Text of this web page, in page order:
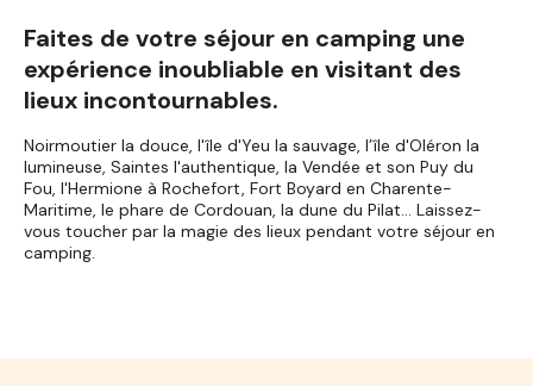
Faites de votre séjour en camping une
expérience inoubliable en visitant des
lieux incontournables.
Noirmoutier la douce, l'île d'Yeu la sauvage, l’île d'Oléron la
lumineuse, Saintes l'authentique, la Vendée et son Puy du
Fou, l'Hermione à Rochefort, Fort Boyard en Charente-
Maritime, le phare de Cordouan, la dune du Pilat… Laissez-
vous toucher par la magie des lieux pendant votre séjour en
camping.